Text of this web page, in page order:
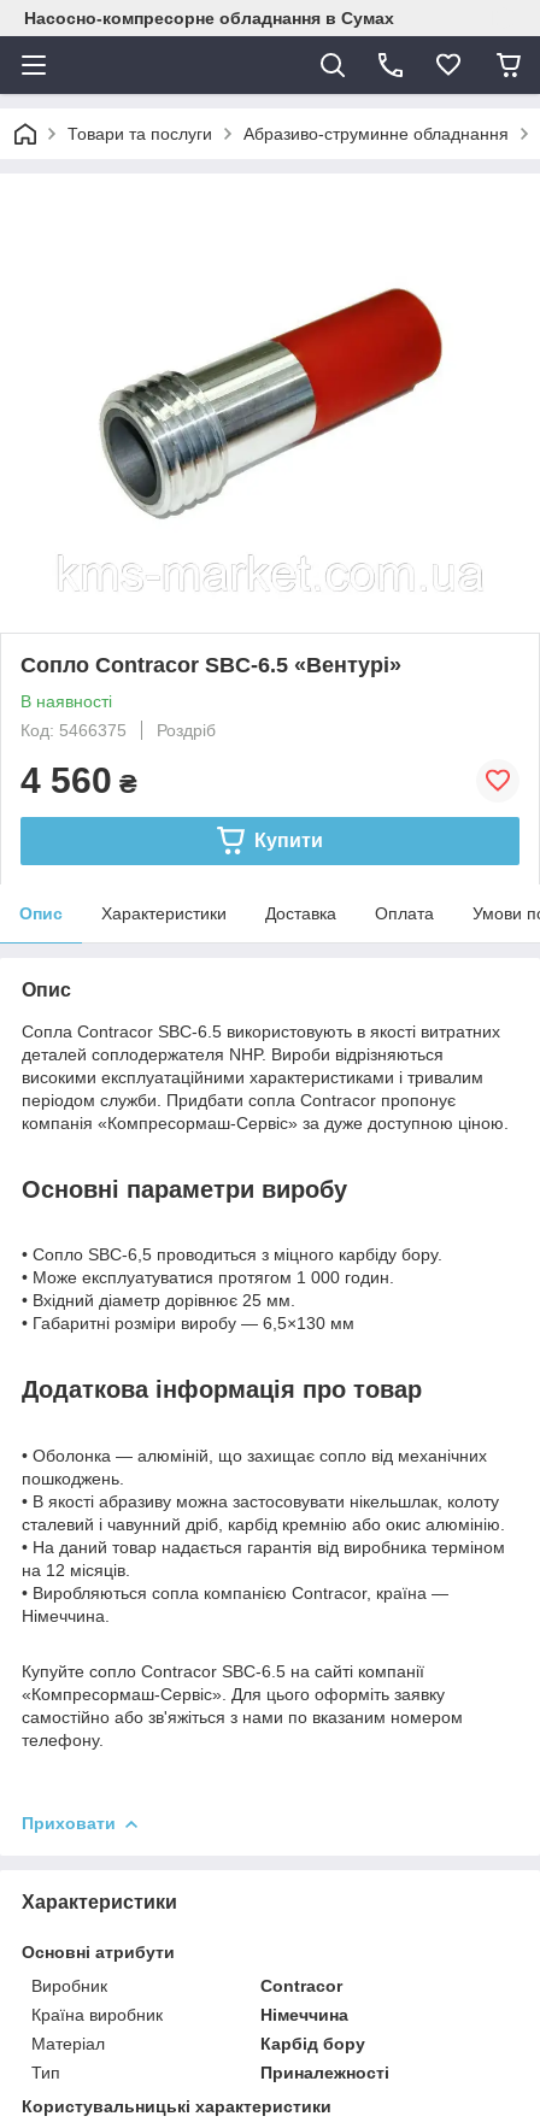
Насосно-компресорне обладнання в Сумах
Товари та послуги Абразиво-струминне обладнання
Сопло Contracor SBC-6.5 «Вентурі»
В наявності
Код: 5466375
Роздріб
4 560 ₴
Купити
Опис Характеристики Доставка Оплата Умови
Опис
Сопла Contracor SBC-6.5 використовують в якості витратних
деталей соплодержателя NHP. Вироби відрізняються
високими експлуатаційними характеристиками і тривалим
періодом служби. Придбати сопла Contracor пропонує
компанія «Компресормаш-Сервіс» за дуже доступною ціною.
Основні параметри виробу
• Сопло SBC-6,5 проводиться з міцного карбіду бору.
• Може експлуатуватися протягом 1 000 годин.
• Вхідний діаметр дорівнює 25 мм.
• Габаритні розміри виробу — 6,5×130 мм
Додаткова інформація про товар
• Оболонка — алюміній, що захищає сопло від механічних
пошкоджень.
• В якості абразиву можна застосовувати нікельшлак, колоту
сталевий і чавунний дріб, карбід кремнію або окис алюмінію.
• На даний товар надається гарантія від виробника терміном
на 12 місяців.
• Виробляються сопла компанією Contracor, країна —
Німеччина.
Купуйте сопло Contracor SBC-6.5 на сайті компанії
«Компресормаш-Сервіс». Для цього оформіть заявку
самостійно або зв'яжіться з нами по вказаним номером
телефону.
Приховати
Характеристики
Основні атрибути
Виробник
Contracor
Країна виробник
Німеччина
Матеріал
Карбід бору
Тип
Приналежності
Користувальницькі характеристики